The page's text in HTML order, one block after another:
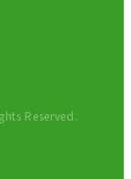
Reserved.